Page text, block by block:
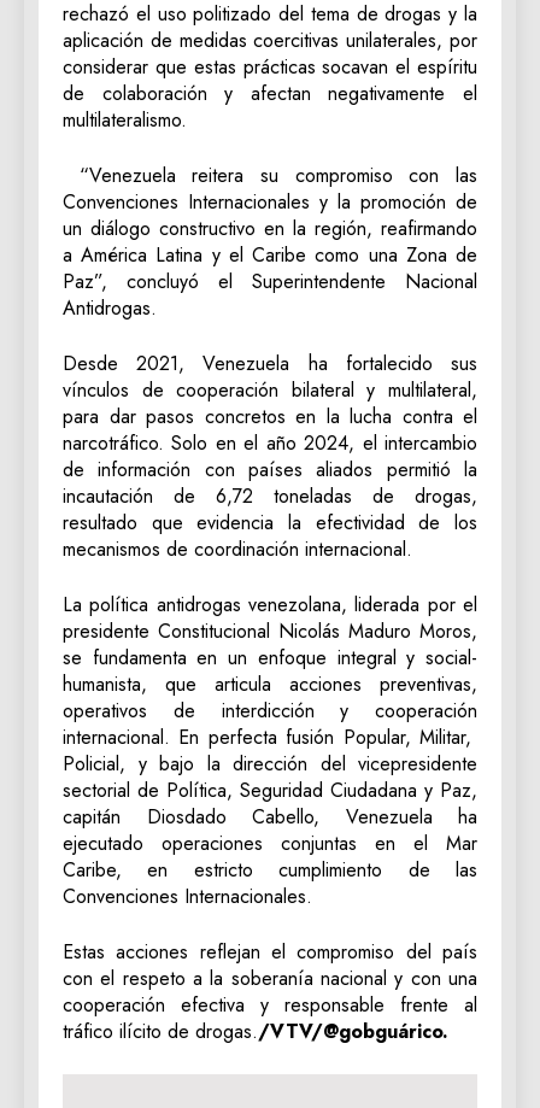
rechazó el uso politizado del tema de drogas y la
aplicación de medidas coercitivas unilaterales, por
considerar que estas prácticas socavan el espíritu
de colaboración y afectan negativamente el
multilateralismo.
“Venezuela reitera su compromiso con las
Convenciones Internacionales y la promoción de
un diálogo constructivo en la región, reafirmando
a América Latina y el Caribe como una Zona de
Paz”, concluyó el Superintendente Nacional
Antidrogas.
Desde 2021, Venezuela ha fortalecido sus
vínculos de cooperación bilateral y multilateral,
para dar pasos concretos en la lucha contra el
narcotráfico. Solo en el año 2024, el intercambio
de información con países aliados permitió la
incautación de 6,72 toneladas de drogas,
resultado que evidencia la efectividad de los
mecanismos de coordinación internacional.
La política antidrogas venezolana, liderada por el
presidente Constitucional Nicolás Maduro Moros,
se fundamenta en un enfoque integral y social-
humanista, que articula acciones preventivas,
operativos de interdicción y cooperación
internacional. En perfecta fusión Popular, Militar,
Policial, y bajo la dirección del vicepresidente
sectorial de Política, Seguridad Ciudadana y Paz,
capitán Diosdado Cabello, Venezuela ha
ejecutado operaciones conjuntas en el Mar
Caribe, en estricto cumplimiento de las
Convenciones Internacionales.
Estas acciones reflejan el compromiso del país
con el respeto a la soberanía nacional y con una
cooperación efectiva y responsable frente al
tráfico ilícito de drogas./VTV/@gobguárico.